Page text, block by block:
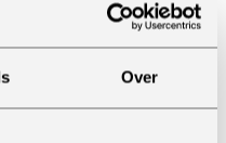
Over
voor zang. Ze heeft
maar omdat ze
goed genoeg was om
te kunnen, is ze toch